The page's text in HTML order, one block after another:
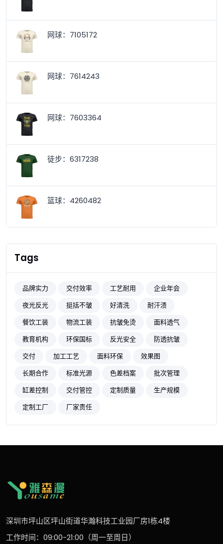
网球：7105172
网球：7614243
网球：7603364
徒步：6317238
篮球：4260482
Tags
品牌实力 交付效率 工艺耐用
企业年会
夜光反光
挺括不皱 好清洗
耐汗渍
餐饮工装
物流工装 抗皱免烫
面料透气
教育机构
环保国标 反光安全
防透抗皱
交付
加工工艺 面料环保
效果图
长期合作
标准光源 色差档案
批次管理
缸差控制
交付管控 定制质量
生产规模
定制工厂
厂家责任
深圳市坪山区坪山街道华瀚科技工业园厂房1栋4楼
工作时间：09:00-21:00（周一至周日）